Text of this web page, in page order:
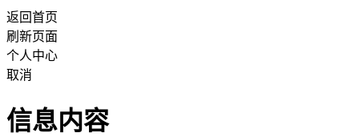
返回首页
刷新页面
个人中心
取消
信息内容